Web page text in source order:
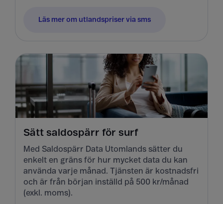
Läs mer om utlandspriser via sms
Sätt saldospärr för surf
Med Saldospärr Data Utomlands sätter du
enkelt en gräns för hur mycket data du kan
använda varje månad. Tjänsten är kostnadsfri
och är från början inställd på 500 kr/månad
(exkl. moms).